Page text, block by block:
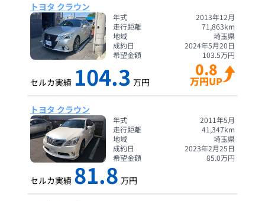
トヨタ クラウン
年式
2013年12月
走行距離
71,863km
地域
埼玉県
成約日
2024年5月20日
希望金額
103.5万円
セルカ実績 104.3 万円
0.8
万円UP
トヨタ クラウン
年式
2011年5月
走行距離
41,347km
地域
埼玉県
成約日
2023年2月25日
希望金額
85.0万円
セルカ実績 81.8 万円